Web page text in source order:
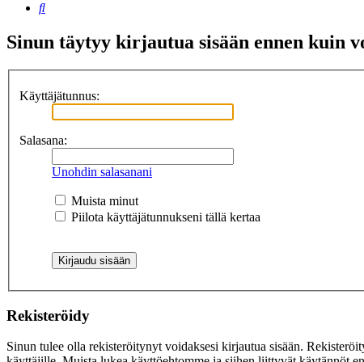
Etsi
Sinun täytyy kirjautua sisään ennen kuin
Käyttäjätunnus:
Salasana:
Unohdin salasanani
Muista minut
Piilota käyttäjätunnukseni tällä kertaa
Rekisteröidy
Sinun tulee olla rekisteröitynyt voidaksesi kirjautua sisään.